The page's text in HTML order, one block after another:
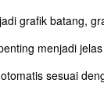
grafik batang,
menjadi
sesuai